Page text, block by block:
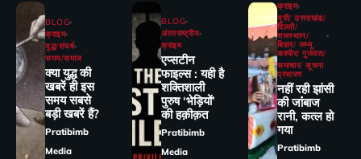
BLOG
क्राइम
युद्ध/संघर्ष
समय/समाज
क्या युद्ध की
खबरें ही इस
समय सबसे
बड़ी खबरें हैं?
Pratibimb
Media
BLOG
अंतरराष्ट्रीय
क्राइम
एप्सटीन
फाइल्स : यही है
शक्तिशाली
पुरुष ‘भेड़ियों’
की हक़ीक़त
Pratibimb
Media
क्राइम
यूपी/ उत्तराखंड/
दिल्ली/
राजस्थान/
बिहार/ जम्मू
कश्मीर/ गुजरात/
समाचार/ सूचना
प्रसारण
नहीं रही झांसी
की जांंबाज
रानी, कत्‍ल हो
गया
Pratibimb